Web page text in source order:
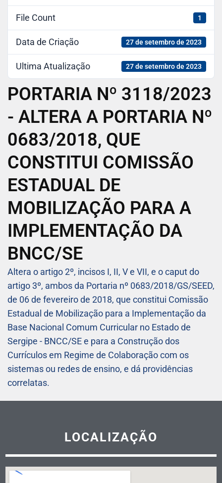
File Count 1
Data de Criação 27 de setembro de 2023
Ultima Atualização 27 de setembro de 2023
PORTARIA Nº 3118/2023
- ALTERA A PORTARIA Nº
0683/2018, QUE
CONSTITUI COMISSÃO
ESTADUAL DE
MOBILIZAÇÃO PARA A
IMPLEMENTAÇÃO DA
BNCC/SE
Altera o artigo 2º, incisos I, II, V e VII, e o caput do
artigo 3º, ambos da Portaria nº 0683/2018/GS/SEED,
de 06 de fevereiro de 2018, que constitui Comissão
Estadual de Mobilização para a Implementação da
Base Nacional Comum Curricular no Estado de
Sergipe - BNCC/SE e para a Construção dos
Currículos em Regime de Colaboração com os
sistemas ou redes de ensino, e dá providências
correlatas.
LOCALIZAÇÃO